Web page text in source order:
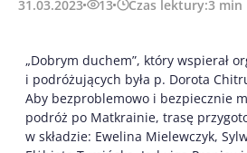
31.03.2023 13 Czas lektury:3 min
„Dobrym duchem”, który wspierał
i podróżujących była p. Dorota
Aby bezproblemowo i bezpiecznie
podróż po Matkrainie, trasę
w składzie: Ewelina Mielewczyk,